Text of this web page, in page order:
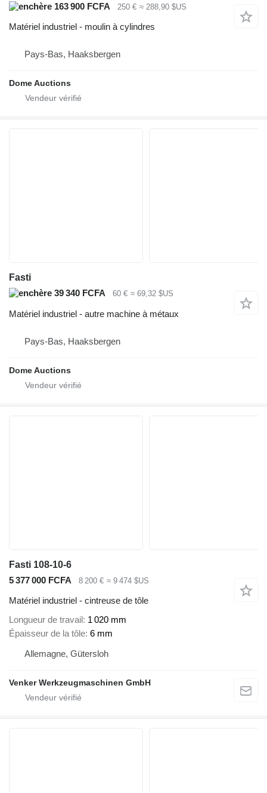
163 900 FCFA
250 € ≈ 288,90 $US
Matériel industriel - moulin à cylindres
Pays-Bas, Haaksbergen
Dome Auctions
Fasti
39 340 FCFA
60 € ≈ 69,32 $US
Matériel industriel - autre machine à métaux
Pays-Bas, Haaksbergen
Dome Auctions
Fasti 108-10-6
5 377 000 FCFA
8 200 € ≈ 9 474 $US
Matériel industriel - cintreuse de tôle
Longueur de travail 1 020 mm
Épaisseur de la tôle 6 mm
Allemagne, Gütersloh
Venker Werkzeugmaschinen GmbH